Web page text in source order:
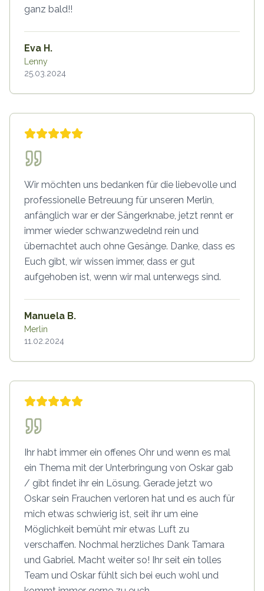
ganz bald!!
Eva H.
Lenny
25.03.2024
Wir möchten uns bedanken für die liebevolle und
professionelle Betreuung für unseren Merlin,
anfänglich war er der Sängerknabe, jetzt rennt er
immer wieder schwanzwedelnd rein und
übernachtet auch ohne Gesänge. Danke, dass es
Euch gibt, wir wissen immer, dass er gut
aufgehoben ist, wenn wir mal unterwegs sind.
Manuela B.
Merlin
11.02.2024
Ihr habt immer ein offenes Ohr und wenn es mal
ein Thema mit der Unterbringung von Oskar gab
/ gibt findet ihr ein Lösung. Gerade jetzt wo
Oskar sein Frauchen verloren hat und es auch für
mich etwas schwierig ist, seit ihr um eine
Möglichkeit bemüht mir etwas Luft zu
verschaffen. Nochmal herzliches Dank Tamara
und Gabriel. Macht weiter so! Ihr seit ein tolles
Team und Oskar fühlt sich bei euch wohl und